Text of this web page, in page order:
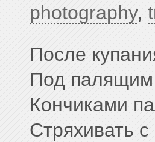
photography,
После
Под
Кончиками
Стряхивать с